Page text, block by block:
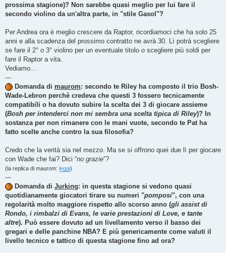
prossima stagione)? Non sarebbe quasi meglio per lui fare il
secondo violino da un'altra parte, in "stile Gasol"?
Per Andrea ora è meglio crescere da Raptor, ricordiamoci che ha solo 25
anni e alla scadenza del prossimo contratto ne avrà 30. Lì potrà scegliere
se fare il 2° o 3° violino per un eventuale titolo o scegliere più soldi per
fare il Raptor a vita.
Vediamo...
---
Domanda di maurom: secondo te Riley ha composto il trio Bosh-
Wade-Lebron perchè credeva che questi 3 fossero tecnicamente
compatibili o ha dovuto subire la scelta dei 3 di giocare assieme
(Bosh per intenderci non mi sembra una scelta tipica di Riley)? In
sostanza per non rimanere con le mani vuote, secondo te Pat ha
fatto scelte anche contro la sua filosofia?
Credo che la verità sia nel mezzo. Ma se si offrono quei due lì per giocare
con Wade che fai? Dici “no grazie”?
(la replica di maurom: leggi)
---
Domanda di Jurking: in questa stagione si vedono quasi
quotidianamente giocatori tirare su numeri "pomposi", con una
regolarità molto maggiore rispetto allo scorso anno (gli assist di
Rondo, i rimbalzi di Evans, le varie prestazioni di Love, e tante
altre). Può essere dovuto ad un livellamento verso il basso dei
gregari e delle panchine NBA? E più genericamente come valuti il
livello tecnico e tattico di questa stagione fino ad ora?